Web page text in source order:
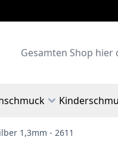
Search
1,3mm - 2611